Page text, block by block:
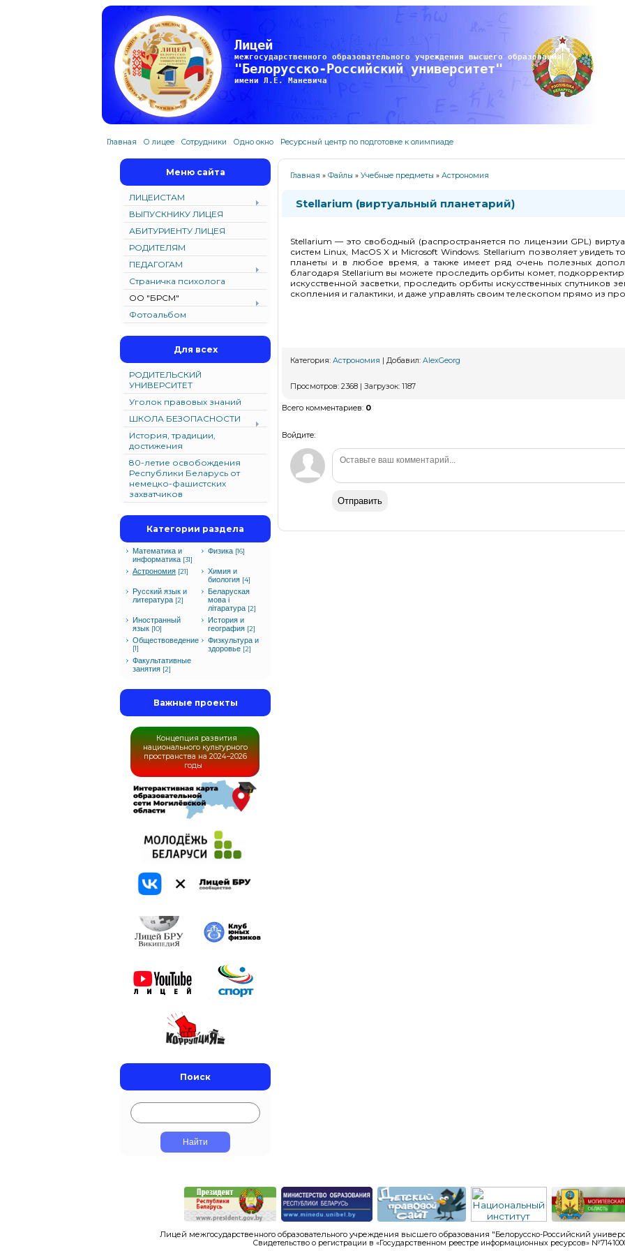
Лицей
межгосударственного образовательного учреждения высшего образования
"Белорусско-Российский университет"
имени Л.Е. Маневича
Главная О лицее Сотрудники Одно окно Ресурсный центр по подготовке к олимпиаде
Меню сайта
ЛИЦЕИСТАМ
ВЫПУСКНИКУ ЛИЦЕЯ
АБИТУРИЕНТУ ЛИЦЕЯ
РОДИТЕЛЯМ
ПЕДАГОГАМ
Страничка психолога
ОО "БРСМ"
Фотоальбом
Для всех
РОДИТЕЛЬСКИЙ
УНИВЕРСИТЕТ
Уголок правовых знаний
ШКОЛА БЕЗОПАСНОСТИ
История, традиции,
достижения
80-летие освобождения
Республики Беларусь от
немецко-фашистских
захватчиков
Категории раздела
Математика и
информатика [31]
Физика [16]
Астрономия [21]
Химия и
биология [4]
Русский язык и
литература [2]
Беларуская
мова i
лiтаратура [2]
Иностранный
язык [10]
История и
география [2]
Обществоведение
[1]
Физкультура и
здоровье [2]
Факультативные
занятия [2]
Важные проекты
Концепция развития
национального культурного
пространства на 2024–2026
годы
Поиск
Главная » Файлы » Учебные предметы » Астрономия
Stellarium (виртуальный планетарий)
Stellarium — это свободный (распространяется по лицензии GPL)
систем Linux, MacOS X и Microsoft Windows. Stellarium позволяет
планеты и в любое время, а также имеет ряд очень полезных
благодаря Stellarium вы можете проследить орбиты комет,
искусственной засветки, проследить орбиты искусственных спутников
скопления и галактики, и даже управлять своим телескопом прямо из
Категория: Астрономия | Добавил: AlexGeorg
Просмотров: 2368 | Загрузок: 1187
Всего комментариев: 0
Войдите:
Отправить
Лицей межгосударственного образовательного учреждения высшего образования "Белорусско-Российский
Свидетельство о регистрации в «Государственном реестре информационных ресурсов»